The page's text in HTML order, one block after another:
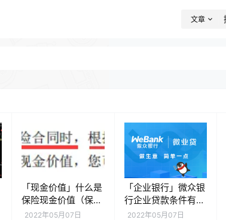
文章
「现金价值」什么是
保险现金价值（保险
现金价值如何计算）
2022年05月07日
「企业银行」微众银
行企业贷款条件有哪
些（微众银行企业贷
2022年05月07日